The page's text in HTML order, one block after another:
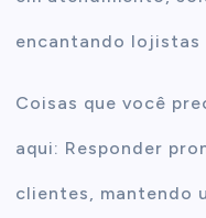
encantando lojistas
Coisas que você
aqui: Responder
clientes, mantendo